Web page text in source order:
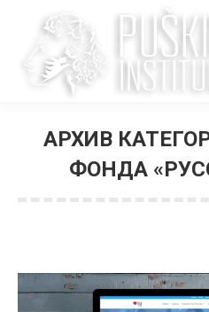
АРХИВ
ФОНДА